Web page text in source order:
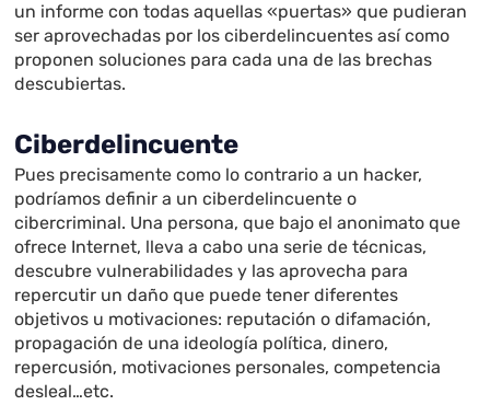
un informe con todas aquellas «puertas» que pudieran
ser aprovechadas por los ciberdelincuentes así como
proponen soluciones para cada una de las brechas
descubiertas.
Ciberdelincuente
Pues precisamente como lo contrario a un hacker,
podríamos definir a un ciberdelincuente o
cibercriminal. Una persona, que bajo el anonimato que
ofrece Internet, lleva a cabo una serie de técnicas,
descubre vulnerabilidades y las aprovecha para
repercutir un daño que puede tener diferentes
objetivos u motivaciones: reputación o difamación,
propagación de una ideología política, dinero,
repercusión, motivaciones personales, competencia
desleal…etc.